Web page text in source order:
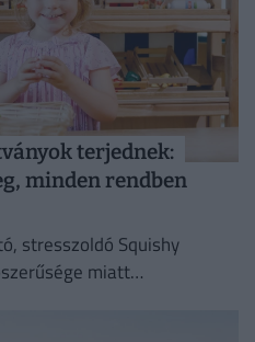
terjednek:
minden rendben
stresszoldó Squishy
miatt